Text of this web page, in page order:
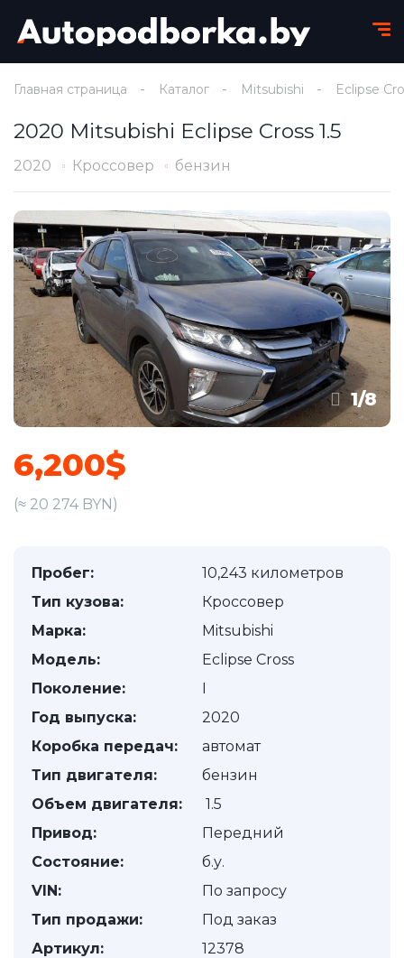
Главная страница Каталог Mitsubishi Eclipse
2020 Mitsubishi Eclipse Cross 1.5
2020 Кроссовер бензин
1/8
6,200$
(≈ 20 274 BYN)
Пробег:
10,243 километров
Тип кузова:
Кроссовер
Марка:
Mitsubishi
Модель:
Eclipse Cross
Поколение:
I
Год выпуска:
2020
Коробка передач:
автомат
Тип двигателя:
бензин
Объем двигателя:
1.5
Привод:
Передний
Состояние:
б.у.
VIN:
По запросу
Тип продажи:
Под заказ
Артикул:
12378